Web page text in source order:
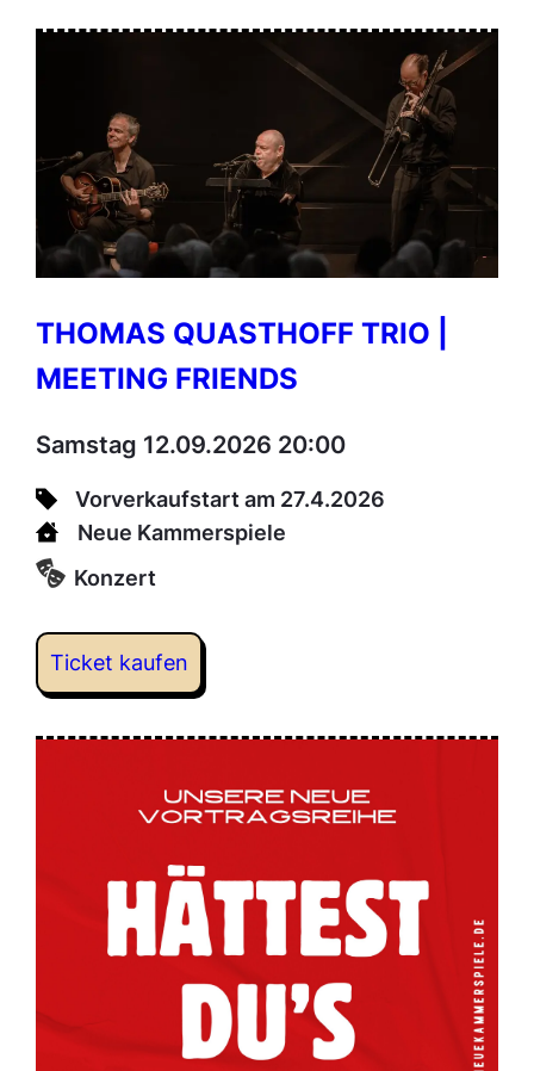
THOMAS QUASTHOFF TRIO |
MEETING FRIENDS
Samstag 12.09.2026 20:00
Vorverkaufstart am 27.4.2026
Neue Kammerspiele
Konzert
Ticket kaufen